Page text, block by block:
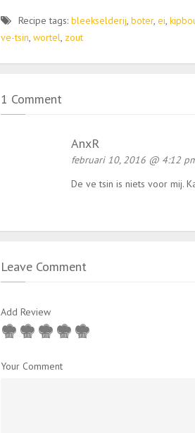
Recipe tags: bleekselderij, boter, ei,
ve-tsin, wortel, zout
1 Comment
AnxR
februari 10, 2016 @ 4:12
De ve tsin is niets voor mij.
Leave Comment
Add Review
Your Comment